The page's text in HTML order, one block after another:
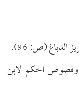
المرجع السابق (ص: 99)، وفصوص الحكم لابن